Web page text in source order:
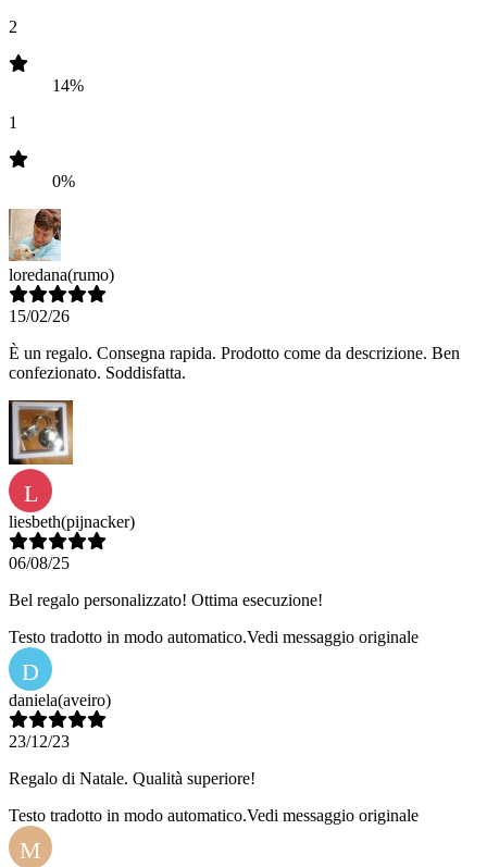
2
14%
1
0%
loredana(rumo)
15/02/26
È un regalo. Consegna rapida. Prodotto come da descrizione. Ben
confezionato. Soddisfatta.
L
liesbeth(pijnacker)
06/08/25
Bel regalo personalizzato! Ottima esecuzione!
Testo tradotto in modo automatico.Vedi messaggio originale
D
daniela(aveiro)
23/12/23
Regalo di Natale. Qualità superiore!
Testo tradotto in modo automatico.Vedi messaggio originale
M